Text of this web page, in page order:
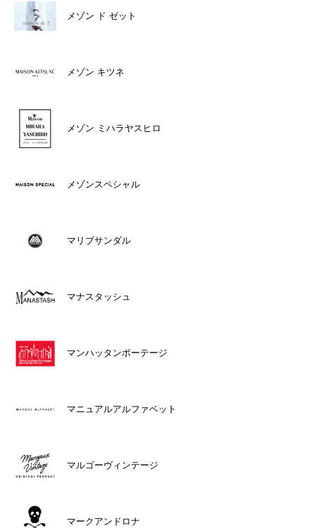
メゾン ド ゼット
メゾン キツネ
メゾン ミハラヤスヒロ
メゾンスペシャル
マリブサンダル
マナスタッシュ
マンハッタンポーテージ
マニュアルアルファベット
マルゴーヴィンテージ
マークアンドロナ